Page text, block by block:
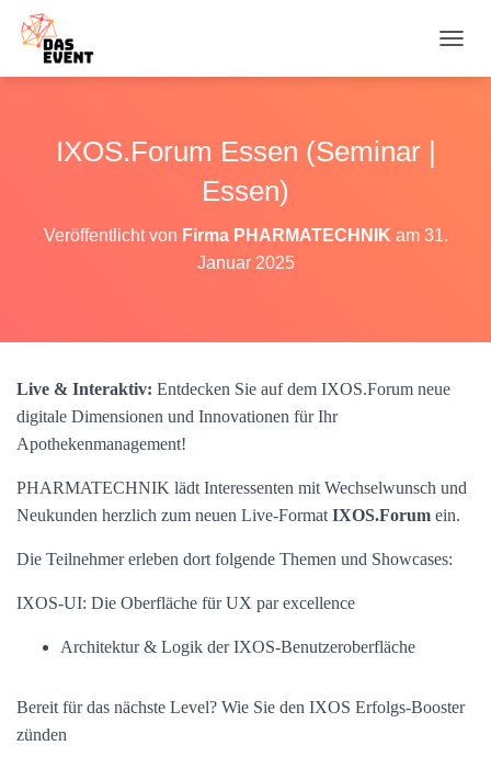
A
H
IXOS.Forum Essen (Seminar |
Essen)
Veröffentlicht von Firma PHARMATECHNIK am 31.
Januar 2025
Live & Interaktiv: Entdecken Sie auf dem IXOS.Forum neue
digitale Dimensionen und Innovationen für Ihr
Apothekenmanagement!
PHARMATECHNIK lädt Interessenten mit Wechselwunsch und
Neukunden herzlich zum neuen Live-Format IXOS.Forum ein.
Die Teilnehmer erleben dort folgende Themen und Showcases:
IXOS-UI: Die Oberfläche für UX par excellence
Architektur & Logik der IXOS-Benutzeroberfläche
Bereit für das nächste Level? Wie Sie den IXOS Erfolgs-Booster
zünden